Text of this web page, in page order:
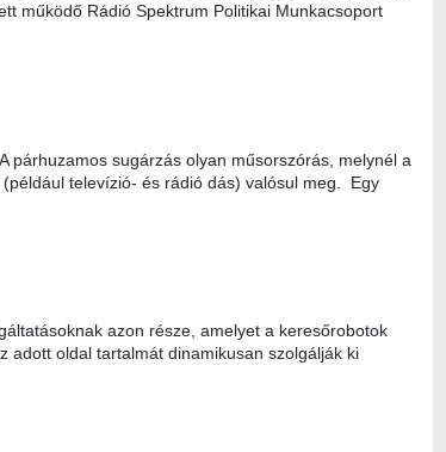
működő Rádió Spektrum Politikai Munkacsoport
sugárzás olyan műsorszórás, melynél a
televízió- és rádió dás) valósul meg. Egy
azon része, amelyet a keresőrobotok
adott oldal tartalmát dinamikusan szolgálják ki